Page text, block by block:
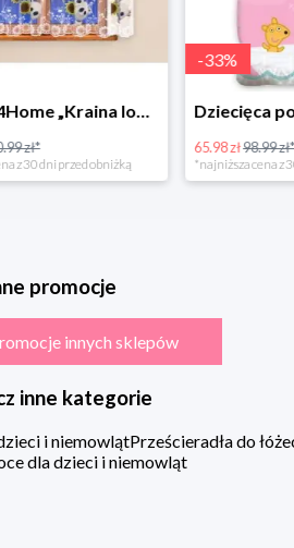
Firanka 4Home „Kraina lodu” (Frozen)
zł*
z 30 dni przed obniżką
-33%
65.98 zł98.99 zł*
*najniższa cena z
promocje
innych sklepów
inne kategorie
i niemowlątPrześcieradła do
dla dzieci i niemowląt